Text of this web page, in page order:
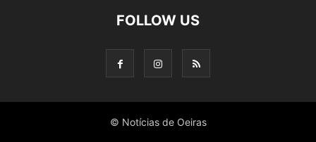
FOLLOW US
© Notícias de Oeiras